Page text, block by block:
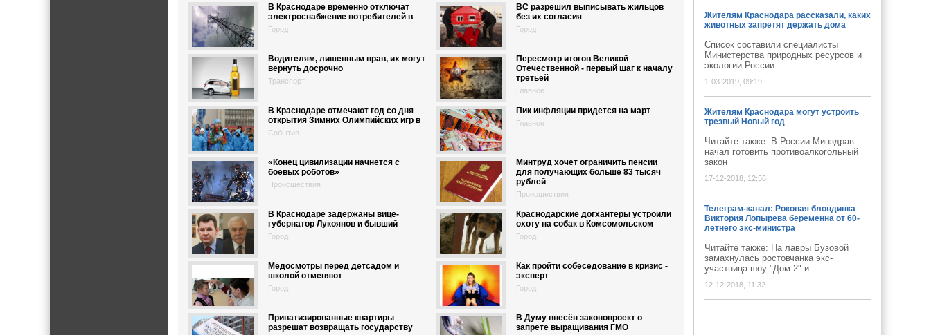
В Краснодаре временно отключат
электроснабжение потребителей в
Город
ВС разрешил выписывать жильцов
без их согласия
Город
Водителям, лишенным прав, их могут
вернуть досрочно
Транспорт
Пересмотр итогов Великой
Отечественной - первый шаг к началу
третьей
Главное
В Краснодаре отмечают год со дня
открытия Зимних Олимпийских игр в
События
Пик инфляции придется на март
Главное
«Конец цивилизации начнется с
боевых роботов»
Происшествия
Минтруд хочет ограничить пенсии
для получающих больше 83 тысяч
рублей
Происшествия
В Краснодаре задержаны вице-
губернатор Лукоянов и бывший
Город
Краснодарские догхантеры устроили
охоту на собак в Комсомольском
Город
Медосмотры перед детсадом и
школой отменяют
Город
Как пройти собеседование в кризис -
эксперт
Город
Приватизированные квартиры
разрешат возвращать государству
В Думу внесён законопроект о
запрете выращивания ГМО
Жителям Краснодара рассказали, каких
животных запретят держать дома
Список составили специалисты
Министерства природных ресурсов и
экологии России
1-03-2019, 09:19
Жителям Краснодара могут устроить
трезвый Новый год
Читайте также: В России Минздрав
начал готовить противоалкогольный
закон
17-12-2018, 12:56
Телеграм-канал: Роковая блондинка
Виктория Лопырева беременна от 60-
летнего экс-министра
Читайте также: На лавры Бузовой
замахнулась ростовчанка экс-
участница шоу "Дом-2" и
12-12-2018, 11:32